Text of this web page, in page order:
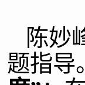
陈妙
题指导